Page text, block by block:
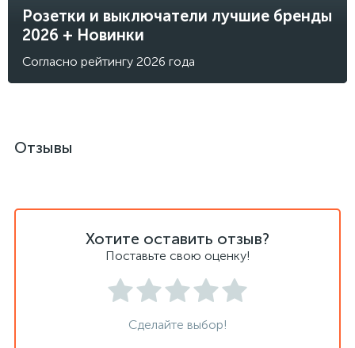
Розетки и выключатели лучшие бренды
2026 + Новинки
Согласно рейтингу 2026 года
Отзывы
Хотите оставить отзыв?
Поставьте свою оценку!
Сделайте выбор!